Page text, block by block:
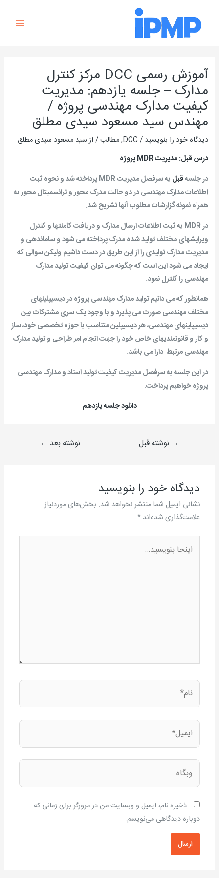
آموزش رسمی DCC مرکز کنترل
مدارک – جلسه یازدهم: مدیریت
کیفیت مدارک مهندسی پروژه /
مهندس سید مسعود سیدی مطلق
دیدگاه‌ خود را بنویسید /
DCC
,مطالب/ ازسید مسعود سیدی مطلق
درس قبل: مدیریت MDR پروژه
در جلسهقبل به سرفصل مدیریتMDRپرداخته شد و نحوه ثبت
اطلاعات مدارک مهندسی در دو حالت مدرک محور و ترانسمیتال محور به
همراه نمونه گزارشات مطلوب آنها تشریح شد.
درMDR به ثبت اطلاعات ارسال مدارک و دریافت کامنتها و کنترل
ویرایشهای مختلف تولید شده مدرک پرداخته می شود و ساماندهی و
مدیریت مدارک تولیدی را از این طریق در دست داشیم ولیکن سوالی که
ایجاد می شود این است که چگونه می توان کیفیت تولید مدارک
مهندسی را کنترل نمود.
همانطور که می دانیم تولید مدارک مهندسی پروژه در دیسیپلینهای
مختلف مهندسی صورت می پذیرد و با وجود یک سری مشترکات بین
دیسیپلینهای مهندسی، هر دیسیپلین متناسب با حوزه تخصصی خود، ساز
و کار و قانونمندیهای خاص خود را جهت انجام امر طراحی و تولید مدارک
مهندسی مرتبط دارا می باشد.
در این جلسه به سرفصل مدیریت کیفیت تولید اسناد و مدارک مهندسی
پروژه خواهیم پرداخت.
دانلود جلسه یازدهم
→ نوشته قبل نوشته بعد ←
دیدگاه‌ خود را بنویسید
نشانی ایمیل شما منتشر نخواهد شد. بخش‌های موردنیاز
علامت‌گذاری شده‌اند*
بنویسید…
نام*
ایمیل*
وبگاه
ذخیره نام، ایمیل و وبسایت من در مرورگر برای زمانی که
دوباره دیدگاهی می‌نویسم.